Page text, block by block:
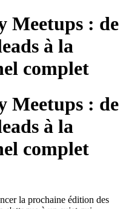
Meetups : de
à la
complet
Meetups : de
à la
complet
la prochaine édition des